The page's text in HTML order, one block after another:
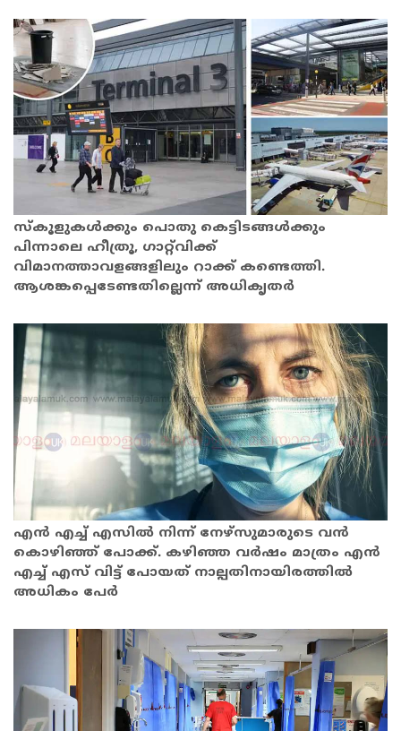
സ്‌കൂളുകൾക്കും പൊതു കെട്ടിടങ്ങൾക്കും
പിന്നാലെ ഹീത്രൂ, ഗാറ്റ്‌വിക്ക്
വിമാനത്താവളങ്ങളിലും റാക്ക് കണ്ടെത്തി.
ആശങ്കപ്പെടേണ്ടതില്ലെന്ന് അധികൃതർ
എൻ എച്ച് എസിൽ നിന്ന് നേഴ്‌സുമാരുടെ വൻ
കൊഴിഞ്ഞ് പോക്ക്. കഴിഞ്ഞ വർഷം മാത്രം എൻ
എച്ച് എസ് വിട്ട് പോയത് നാല്പതിനായിരത്തിൽ
അധികം പേർ